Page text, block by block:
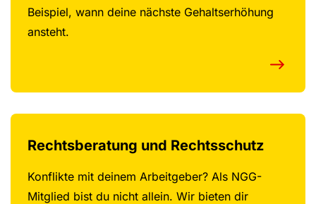
Beispiel, wann deine nächste Gehaltserhöhung
ansteht.
Rechtsberatung und Rechtsschutz
Konflikte mit deinem Arbeitgeber? Als NGG-
Mitglied bist du nicht allein. Wir bieten dir